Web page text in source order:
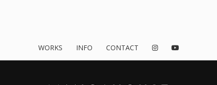
WORKS INFO CONTACT